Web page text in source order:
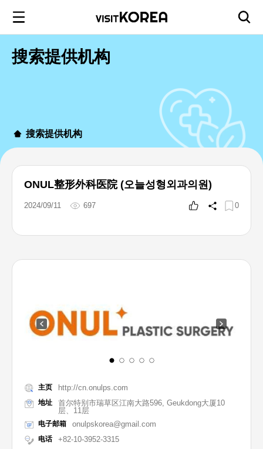
搜索提供机构
搜索提供机构
ONUL整形外科医院 (오늘성형외과의원)
2024/09/11 697 0
主页 http://cn.onulps.com
地址
首尔特别市瑞草区江南大路596, Geukdong大厦10
层、11层
电子邮箱 onulpskorea@gmail.com
电话 +82-10-3952-3315